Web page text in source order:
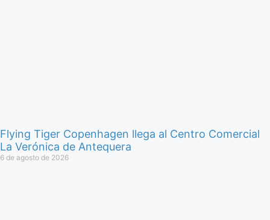
Flying Tiger Copenhagen llega al Centro Comercial
La Verónica de Antequera
6 de agosto de 2026